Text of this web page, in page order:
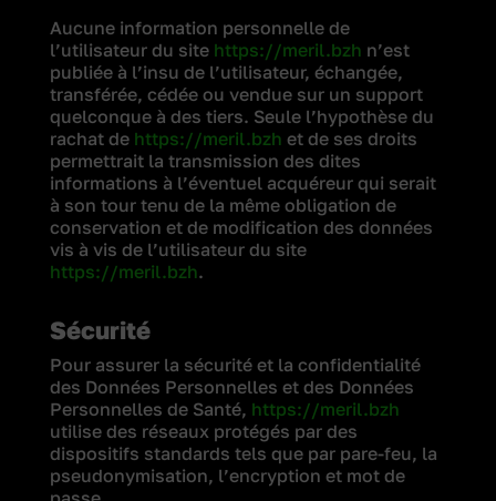
Aucune information personnelle de
l’utilisateur du site https://meril.bzh n’est
publiée à l’insu de l’utilisateur, échangée,
transférée, cédée ou vendue sur un support
quelconque à des tiers. Seule l’hypothèse du
rachat de https://meril.bzh et de ses droits
permettrait la transmission des dites
informations à l’éventuel acquéreur qui serait
à son tour tenu de la même obligation de
conservation et de modification des données
vis à vis de l’utilisateur du site
https://meril.bzh.
Sécurité
Pour assurer la sécurité et la confidentialité
des Données Personnelles et des Données
Personnelles de Santé, https://meril.bzh
utilise des réseaux protégés par des
dispositifs standards tels que par pare-feu, la
pseudonymisation, l’encryption et mot de